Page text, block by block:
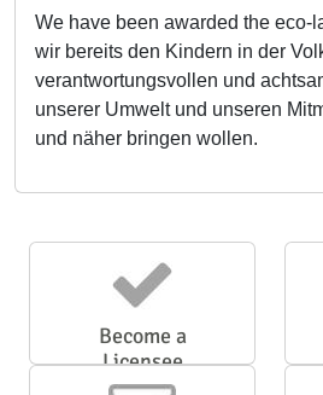
We have been awarded the
wir bereits den Kindern in der
verantwortungsvollen und
unserer Umwelt und unseren
und näher bringen wollen.
Become a
Licensee